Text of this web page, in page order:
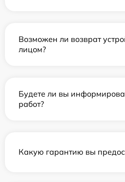
Возможен ли возврат
лицом?
Будете ли вы
работ?
Какую гарантию вы